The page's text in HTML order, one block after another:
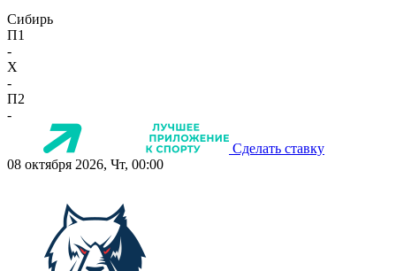
Сибирь
П1
-
X
-
П2
-
Сделать ставку
08 октября 2026, Чт, 00:00